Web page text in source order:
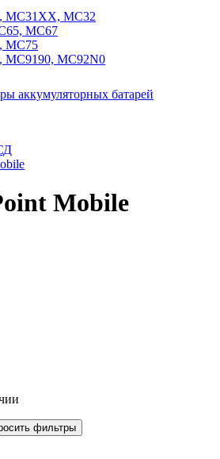
MC31XX, MC32
MC67
MC75
MC92N0
аккумуляторных батарей
Mobile
фильтры